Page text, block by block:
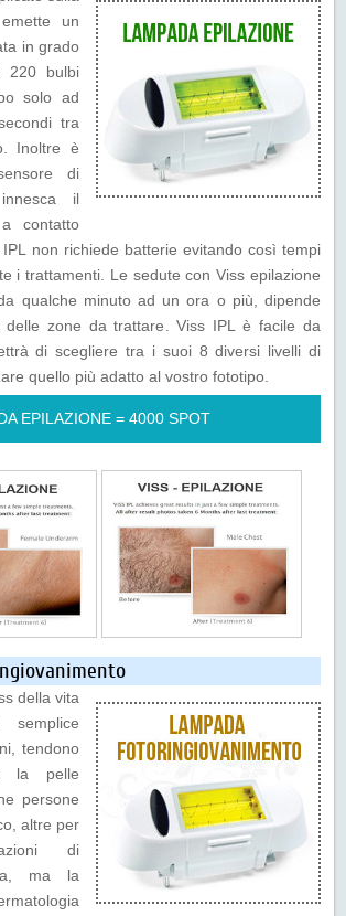
emette un
in grado
220 bulbi
solo ad
tra
Inoltre è
di
il
contatto
non richiede batterie evitando così tempi
i trattamenti. Le sedute con Viss epilazione
qualche minuto ad un ora o più, dipende
delle zone da trattare. Viss IPL è facile da
di scegliere tra i suoi 8 diversi livelli di
quello più adatto al vostro fototipo.
EPILAZIONE = 4000 SPOT
della vita
tendono
la pelle
persone
altre per
di
ma la